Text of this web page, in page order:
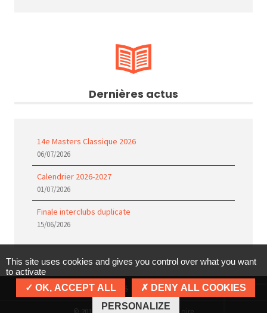
Dernières actus
14e Masters Classique 2026
06/07/2026
Calendrier 2026-2027
01/07/2026
Finale interclubs duplicate
15/06/2026
Politique de confidentialité Mentions légales Cookies
This site uses cookies and gives you control over what you want
to activate
OK, ACCEPT ALL
DENY ALL COOKIES
PERSONALIZE